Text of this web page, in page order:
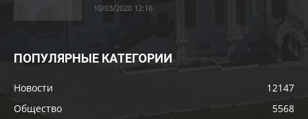
10/03/2020 12:16
ПОПУЛЯРНЫЕ КАТЕГОРИИ
Новости
12147
Общество
5568